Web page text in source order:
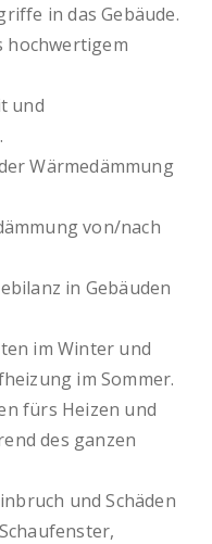
in das Gebäude.
hochwertigem
und
Wärmedämmung
von/nach
in Gebäuden
im Winter und
im Sommer.
fürs Heizen und
des ganzen
und Schäden